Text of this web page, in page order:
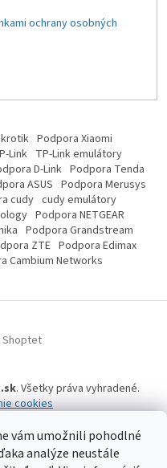
vám umožnili pohodlné
analýze neustále
ochrany osobných
Podpora Xiaomi
Link TP-Link emulátory
D-Link Podpora Tenda
ASUS Podpora Merusys
cudy cudy emulátory
Podpora NETGEAR
Podpora Grandstream
ZTE Podpora Edimax
Cambium Networks
. Všetky práva vyhradené.
cookies
WELLNET, s.r.o.,IČO: 36484610,